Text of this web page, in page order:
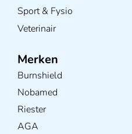
Sport & Fysio
Veterinair
Merken
Burnshield
Nobamed
Riester
AGA